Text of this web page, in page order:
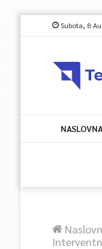
Subota, 8